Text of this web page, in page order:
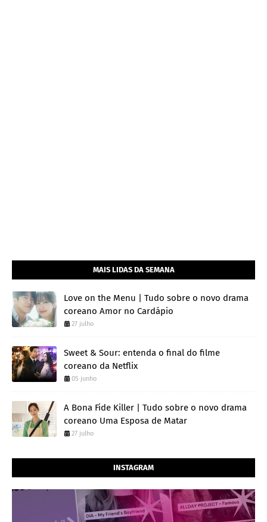
MAIS LIDAS DA SEMANA
Love on the Menu | Tudo sobre o novo drama
coreano Amor no Cardápio
27 julho
Sweet & Sour: entenda o final do filme
coreano da Netflix
05 junho
A Bona Fide Killer | Tudo sobre o novo drama
coreano Uma Esposa de Matar
27 julho
INSTAGRAM